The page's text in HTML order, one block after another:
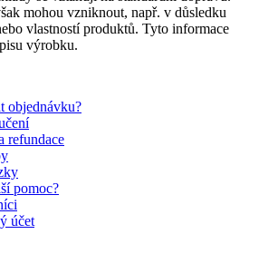
mohou vzniknout, např. v důsledku
vlastností produktů. Tyto informace
výrobku.
objednávku?
refundace
pomoc?
účet